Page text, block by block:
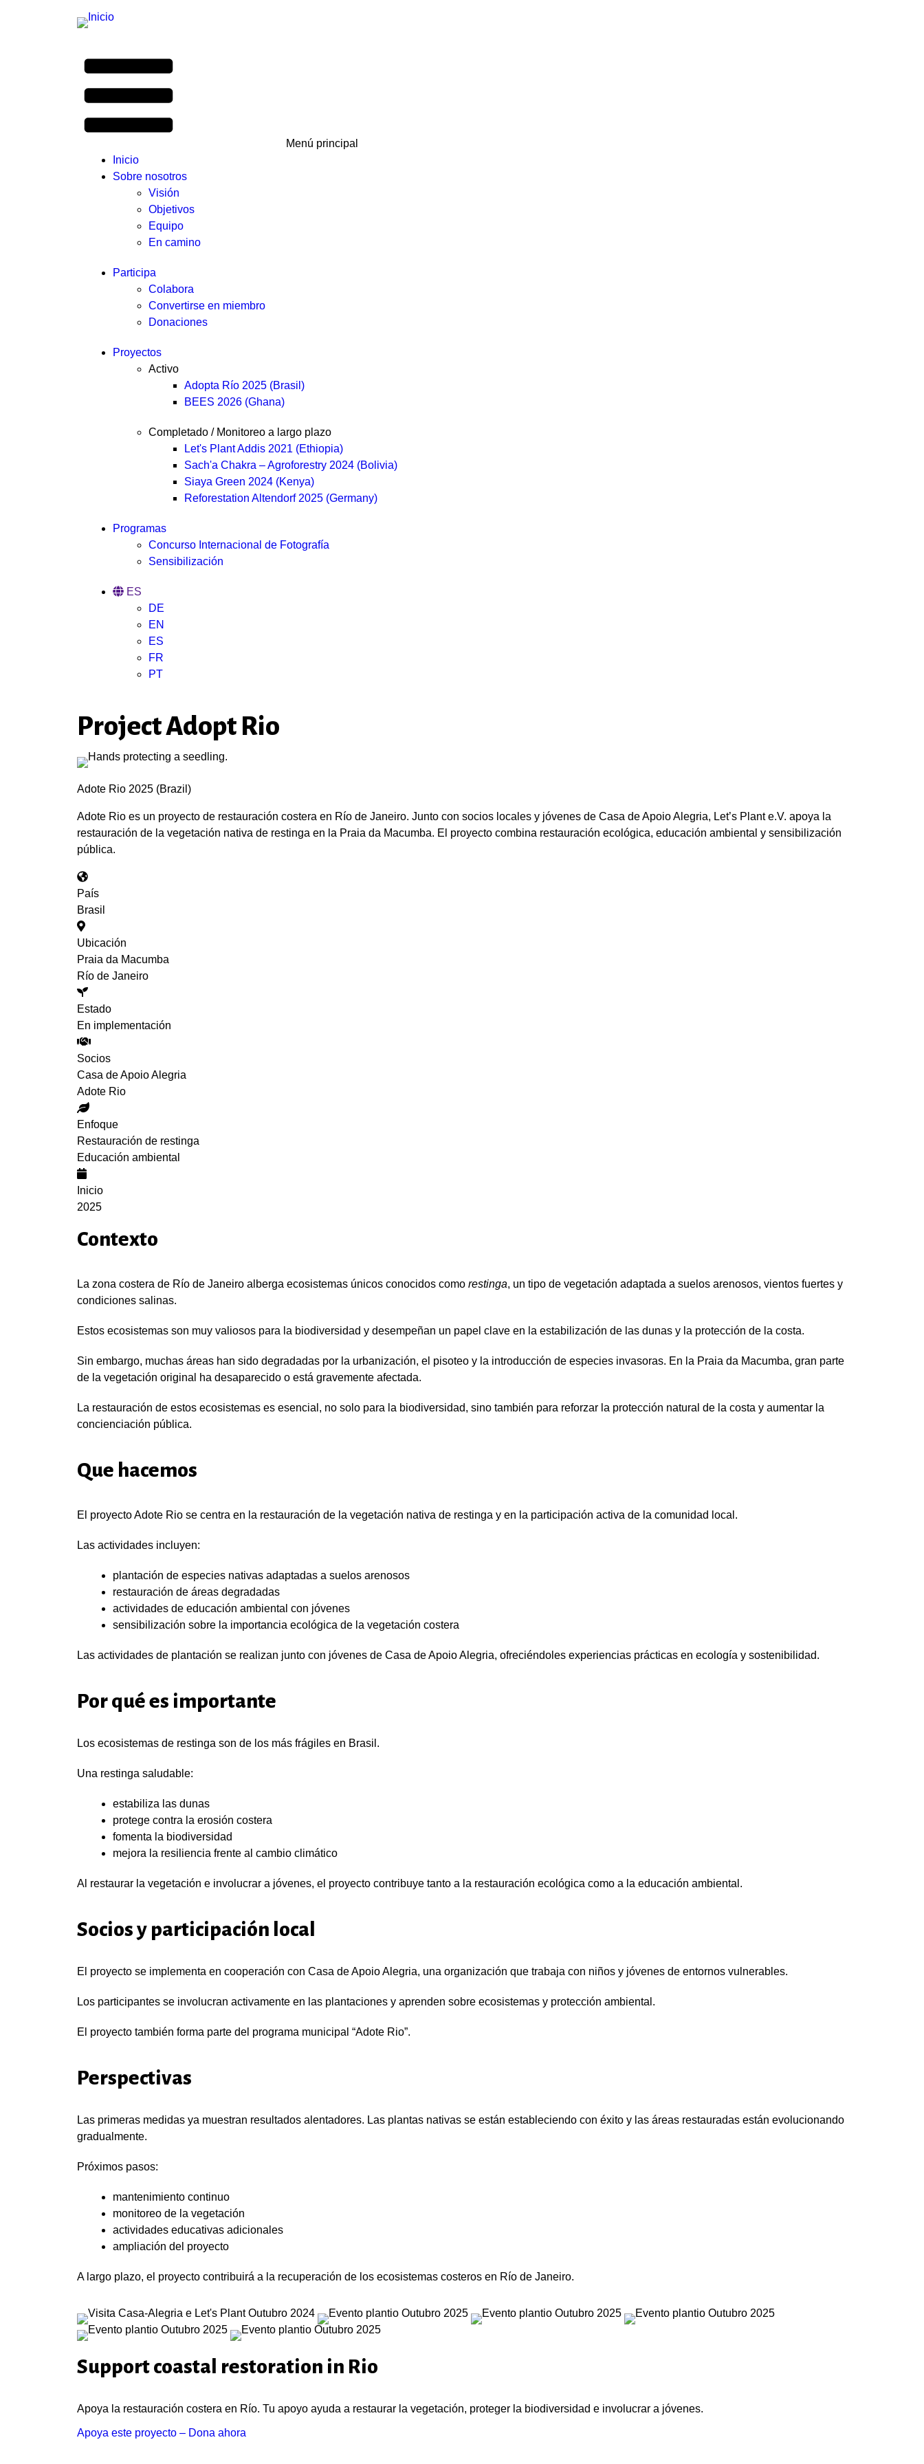
Menú principal
Inicio
Sobre nosotros
Visión
Objetivos
Equipo
En camino
Participa
Colabora
Convertirse en miembro
Donaciones
Proyectos
Activo
Adopta Río 2025 (Brasil)
BEES 2026 (Ghana)
Completado / Monitoreo a largo plazo
Let's Plant Addis 2021 (Ethiopia)
Sach'a Chakra – Agroforestry 2024 (Bolivia)
Siaya Green 2024 (Kenya)
Reforestation Altendorf 2025 (Germany)
Programas
Concurso Internacional de Fotografía
Sensibilización
ES
DE
EN
ES
FR
PT
Project Adopt Rio
Adote Rio 2025 (Brazil)
Adote Rio es un proyecto de restauración costera en Río de Janeiro. Junto con socios locales y jóvenes de Casa de Apoio Alegria, Let’s Plant e.V. apoya la
restauración de la vegetación nativa de restinga en la Praia da Macumba. El proyecto combina restauración ecológica, educación ambiental y sensibilización
pública.
País
Brasil
Ubicación
Praia da Macumba
Río de Janeiro
Estado
En implementación
Socios
Casa de Apoio Alegria
Adote Rio
Enfoque
Restauración de restinga
Educación ambiental
Inicio
2025
Contexto
La zona costera de Río de Janeiro alberga ecosistemas únicos conocidos como restinga, un tipo de vegetación adaptada a suelos arenosos, vientos fuertes y
condiciones salinas.
Estos ecosistemas son muy valiosos para la biodiversidad y desempeñan un papel clave en la estabilización de las dunas y la protección de la costa.
Sin embargo, muchas áreas han sido degradadas por la urbanización, el pisoteo y la introducción de especies invasoras. En la Praia da Macumba, gran parte
de la vegetación original ha desaparecido o está gravemente afectada.
La restauración de estos ecosistemas es esencial, no solo para la biodiversidad, sino también para reforzar la protección natural de la costa y aumentar la
concienciación pública.
Que hacemos
El proyecto Adote Rio se centra en la restauración de la vegetación nativa de restinga y en la participación activa de la comunidad local.
Las actividades incluyen:
plantación de especies nativas adaptadas a suelos arenosos
restauración de áreas degradadas
actividades de educación ambiental con jóvenes
sensibilización sobre la importancia ecológica de la vegetación costera
Las actividades de plantación se realizan junto con jóvenes de Casa de Apoio Alegria, ofreciéndoles experiencias prácticas en ecología y sostenibilidad.
Por qué es importante
Los ecosistemas de restinga son de los más frágiles en Brasil.
Una restinga saludable:
estabiliza las dunas
protege contra la erosión costera
fomenta la biodiversidad
mejora la resiliencia frente al cambio climático
Al restaurar la vegetación e involucrar a jóvenes, el proyecto contribuye tanto a la restauración ecológica como a la educación ambiental.
Socios y participación local
El proyecto se implementa en cooperación con Casa de Apoio Alegria, una organización que trabaja con niños y jóvenes de entornos vulnerables.
Los participantes se involucran activamente en las plantaciones y aprenden sobre ecosistemas y protección ambiental.
El proyecto también forma parte del programa municipal “Adote Rio”.
Perspectivas
Las primeras medidas ya muestran resultados alentadores. Las plantas nativas se están estableciendo con éxito y las áreas restauradas están evolucionando
gradualmente.
Próximos pasos:
mantenimiento continuo
monitoreo de la vegetación
actividades educativas adicionales
ampliación del proyecto
A largo plazo, el proyecto contribuirá a la recuperación de los ecosistemas costeros en Río de Janeiro.
Support coastal restoration in Rio
Apoya la restauración costera en Río. Tu apoyo ayuda a restaurar la vegetación, proteger la biodiversidad e involucrar a jóvenes.
Apoya este proyecto – Dona ahora